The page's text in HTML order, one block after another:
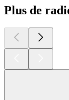
Plus de